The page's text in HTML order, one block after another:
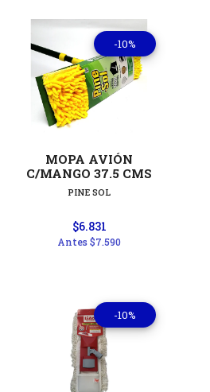
-10%
MOPA AVIÓN
C/MANGO 37.5 CMS
PINE SOL
$6.831
Antes$7.590
-10%